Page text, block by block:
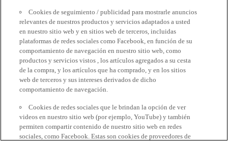
Cookies de seguimiento / publicidad para mostrarle anuncios
relevantes de nuestros productos y servicios adaptados a usted
en nuestro sitio web y en sitios web de terceros, incluidas
plataformas de redes sociales como Facebook, en función de su
comportamiento de navegación en nuestro sitio web, como
productos y servicios vistos , los artículos agregados a su cesta
de la compra, y los artículos que ha comprado, y en los sitios
web de terceros y sus intereses derivados de dicho
comportamiento de navegación.
Cookies de redes sociales que le brindan la opción de ver
videos en nuestro sitio web (por ejemplo, YouTube) y también
permiten compartir contenido de nuestro sitio web en redes
sociales, como Facebook. Estas son cookies de proveedores de